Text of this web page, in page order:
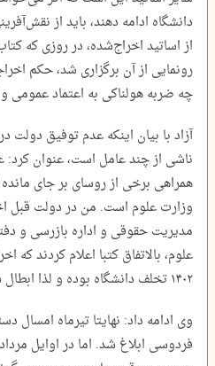
دانشگاه‌ ادامه دهند، باید از
از اساتید اخراج‌شده، در روزی که
رونمایی از آن برگزاری شد، حکم
چه ضربه‌ هولناکی به اعتماد عمومی
آزاد با بیان اینکه عدم توفیق دولت
ناشی از چند عامل است، عنوان
همراهی برخی از روسای بر جای
وزارت علوم است. من در دولت قبل
مدیریت حقوقی و اداره بازرسی و
علوم، بالاتفاق کتبا اعلام کردند که
۱۴۰۲ تخلف دانشگاه بوده و لذا ابطال شده است.
وی ادامه داد: نهایتا تیرماه امسال
فردوسی ابلاغ شد. اما در اوایل